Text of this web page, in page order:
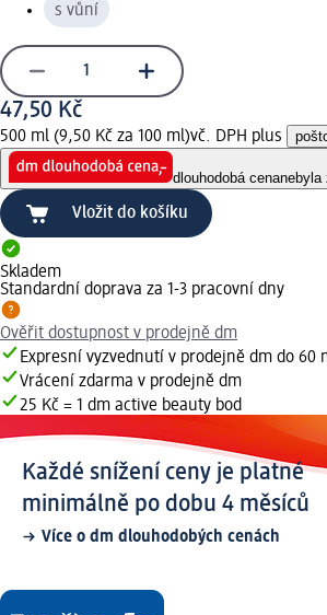
s vůní
47,50 Kč
500 ml (9,50 Kč za 100 ml)vč. DPH plus
dlouhodobá cenanebyla
Vložit do košíku
Skladem
Standardní doprava za 1-3 pracovní dny
Ověřit dostupnost v prodejně dm
Expresní vyzvednutí v prodejně dm do 60
Vrácení zdarma v prodejně dm
25 Kč = 1 dm active beauty bod
Každé snížení ceny je platné
minimálně po dobu 4 měsíců
Více o dm dlouhodobých cenách